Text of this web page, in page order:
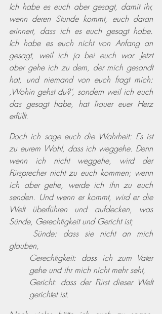
Ich habe es euch aber gesagt, damit ihr,
wenn deren Stunde kommt, euch daran
erinnert, dass ich es euch gesagt habe.
Ich habe es euch nicht von Anfang an
gesagt, weil ich ja bei euch war. Jetzt
aber gehe ich zu dem, der mich gesandt
hat, und niemand von euch fragt mich:
‚Wohin gehst du?‘, sondern weil ich euch
das gesagt habe, hat Trauer euer Herz
erfüllt.
Doch ich sage euch die Wahrheit: Es ist
zu eurem Wohl, dass ich weggehe. Denn
wenn ich nicht weggehe, wird der
Fürsprecher nicht zu euch kommen; wenn
ich aber gehe, werde ich ihn zu euch
senden. Und wenn er kommt, wird er die
Welt überführen und aufdecken, was
Sünde, Gerechtigkeit und Gericht ist;
glauben,
Gerechtigkeit: dass ich zum Vater
gehe und ihr mich nicht mehr seht,
Gericht: dass der Fürst dieser Welt
gerichtet ist.